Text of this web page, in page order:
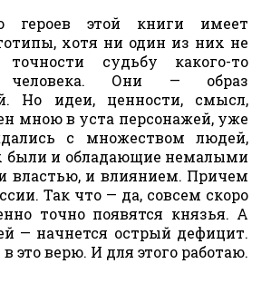
героев этой книги имеет
хотя ни один из них не
судьбу какого-то
человека. Они — образ
Но идеи, ценности, смысл,
мною в уста персонажей, уже
с множеством людей,
были и обладающие немалыми
властью, и влиянием. Причем
Так что — да, совсем скоро
точно появятся князья. А
— начнется острый дефицит.
это верю. И для этого работаю.